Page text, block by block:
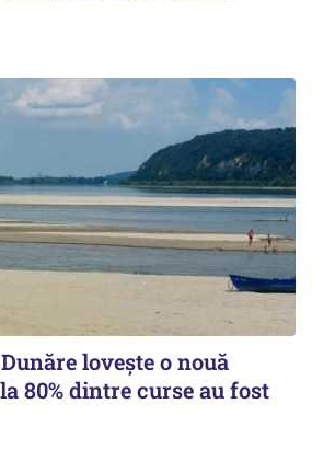
lovește o nouă
80% dintre curse au fost